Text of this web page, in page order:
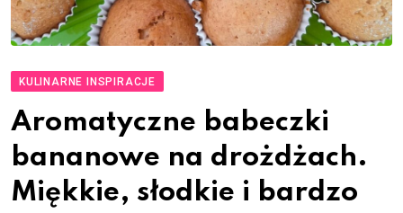
KULINARNE INSPIRACJE
Aromatyczne babeczki
bananowe na drożdżach.
Miękkie, słodkie i bardzo